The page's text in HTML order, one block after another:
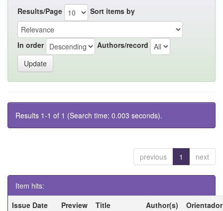
Results/Page Sort items by
In order Authors/record
Results 1-1 of 1 (Search time: 0.003 seconds).
previous 1 next
Item hits:
Issue Date
Preview Title Author(s)
Orientador